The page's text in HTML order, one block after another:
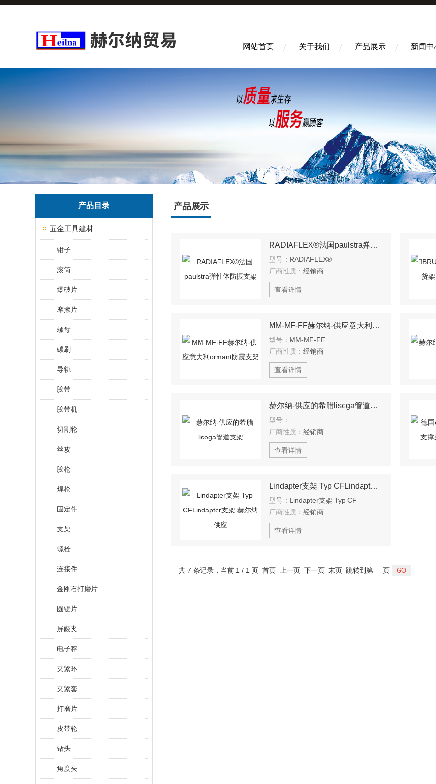
网站首页 关于我们 产品展示 新闻中
产品目录
五金工具建材
钳子
滚筒
爆破片
摩擦片
螺母
碳刷
导轨
胶带
胶带机
切割轮
丝攻
胶枪
焊枪
固定件
支架
螺栓
连接件
金刚石打磨片
圆锯片
屏蔽夹
电子秤
夹紧环
夹紧套
打磨片
皮带轮
钻头
角度头
产品展示
RADIAFLEX®法国paulstra弹性体防振支架
型号： RADIAFLEX®
厂商性质： 经销商
查看详情
MM-MF-FF赫尔纳-供应意大利ormant防震支架
型号： MM-MF-FF
厂商性质： 经销商
查看详情
赫尔纳-供应的希腊lisega管道支架
型号：
厂商性质： 经销商
查看详情
Lindapter支架 Typ CFLindapter支架-赫尔纳供应
型号： Lindapter支架 Typ CF
厂商性质： 经销商
查看详情
共 7 条记录，当前 1 / 1 页 首页 上一页 下一页 末页 跳转到第 页